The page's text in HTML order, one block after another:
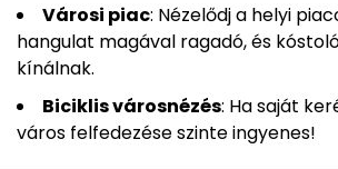
Városi piac: Nézelődj a helyi
hangulat magával ragadó, és
kínálnak.
Biciklis városnézés: Ha saját
város felfedezése szinte ingyenes!